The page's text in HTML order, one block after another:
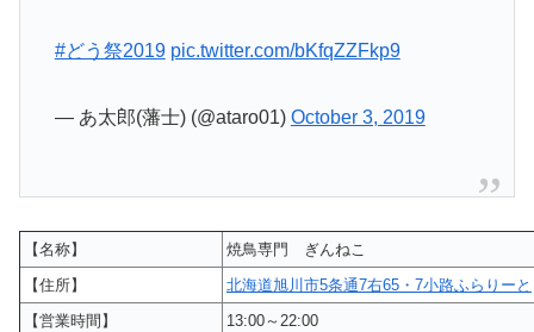
#どう祭2019 pic.twitter.com/bKfqZZFkp9
— あ太郎(藩士) (@ataro01) October 3, 2019
【名称】
焼鳥専門 ぎんねこ
【住所】
北海道旭川市5条通7右65・7小路ふらりーと
【営業時間】
13:00～22:00